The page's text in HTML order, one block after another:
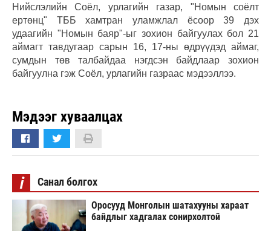
Нийслэлийн Соёл, урлагийн газар, "Номын соёлт
ертөнц" ТББ хамтран уламжлал ёсоор 39 дэх
удаагийн "Номын баяр"-ыг зохион байгуулах бол 21
аймагт тавдугаар сарын 16, 17-ны өдрүүдэд аймаг,
сумдын төв талбайдаа нэгдсэн байдлаар зохион
байгуулна гэж Соёл, урлагийн газраас мэдээллээ.
Мэдээг хуваалцах
i Санал болгох
Оросууд Монголын шатахууны хараат
байдлыг хадгалах сонирхолтой